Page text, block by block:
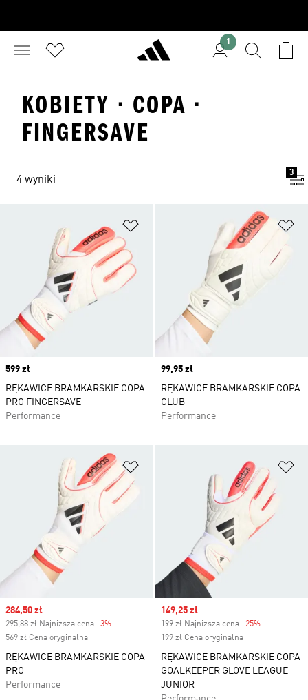
1
KOBIETY · COPA ·
FINGERSAVE
4 wyniki
3
Dodaj do listy życzeń
Price
599 zł
RĘKAWICE BRAMKARSKIE COPA
PRO FINGERSAVE
Performance
Price
99,95 zł
RĘKAWICE BRAMKARSKIE COPA
CLUB
Performance
Sale price
284,50 zł
295,88 zł Najniższa cena -3%
569 zł Cena oryginalna
RĘKAWICE BRAMKARSKIE COPA
PRO
Performance
Sale price
149,25 zł
199 zł Najniższa cena -25%
199 zł Cena oryginalna
RĘKAWICE BRAMKARSKIE COPA
GOALKEEPER GLOVE LEAGUE
JUNIOR